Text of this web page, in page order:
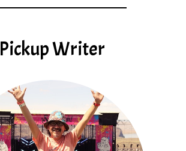
Pickup Writer